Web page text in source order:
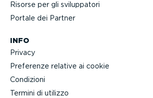
Risorse per gli svilup­patori
Portale dei Partner
INFO
Privacy
Preferenze relative ai cookie
Condizioni
Termini di utilizzo